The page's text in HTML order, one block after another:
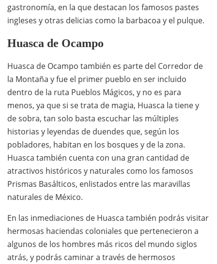
gastronomía, en la que destacan los famosos pastes
ingleses y otras delicias como la barbacoa y el pulque.
Huasca de Ocampo
Huasca de Ocampo también es parte del Corredor de
la Montaña y fue el primer pueblo en ser incluido
dentro de la ruta Pueblos Mágicos, y no es para
menos, ya que si se trata de magia, Huasca la tiene y
de sobra, tan solo basta escuchar las múltiples
historias y leyendas de duendes que, según los
pobladores, habitan en los bosques y de la zona.
Huasca también cuenta con una gran cantidad de
atractivos históricos y naturales como los famosos
Prismas Basálticos, enlistados entre las maravillas
naturales de México.
En las inmediaciones de Huasca también podrás visitar
hermosas haciendas coloniales que pertenecieron a
algunos de los hombres más ricos del mundo siglos
atrás, y podrás caminar a través de hermosos